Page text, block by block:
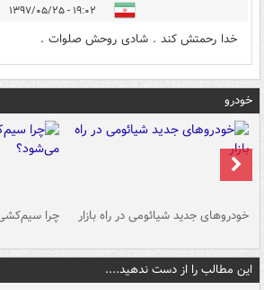
۱۹:۰۲ - ۱۳۹۷/۰۵/۲۵
خدا رحمتش کند . شادی روحش صلوات .
خودرو
خودروهای جدید شیائومی در راه بازار چرا
این مطالب را از دست ندهید....